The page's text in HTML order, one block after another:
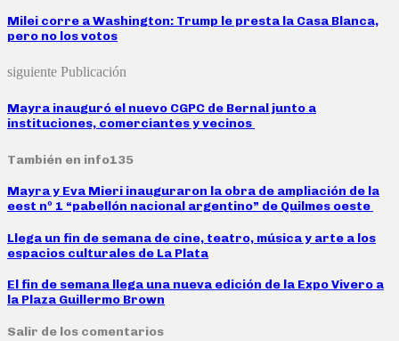
Milei corre a Washington: Trump le presta la Casa Blanca,
pero no los votos
siguiente Publicación
Mayra inauguró el nuevo CGPC de Bernal junto a
instituciones, comerciantes y vecinos
También en info135
Mayra y Eva Mieri inauguraron la obra de ampliación de la
eest nº 1 “pabellón nacional argentino” de Quilmes oeste
Llega un fin de semana de cine, teatro, música y arte a los
espacios culturales de La Plata
El fin de semana llega una nueva edición de la Expo Vivero a
la Plaza Guillermo Brown
Salir de los comentarios